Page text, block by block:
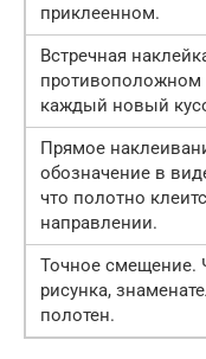
приклеенном.
Встречная
противоположном
каждый новый
Прямое
обозначение в
что полотно
направлении.
Точное смещение.
рисунка,
полотен.